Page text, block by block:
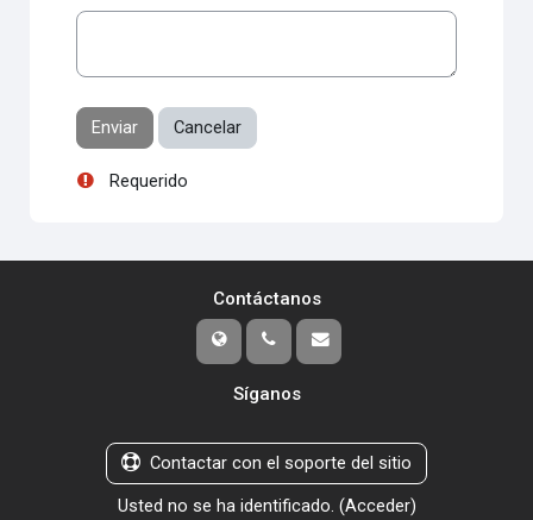
Requerido
Contáctanos
Síganos
Contactar con el soporte del sitio
Usted no se ha identificado. (Acceder)